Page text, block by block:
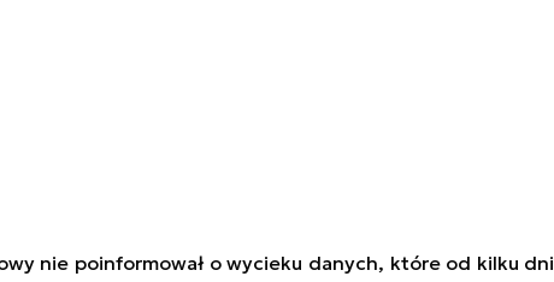
nie poinformował o wycieku danych, które od kilku dni